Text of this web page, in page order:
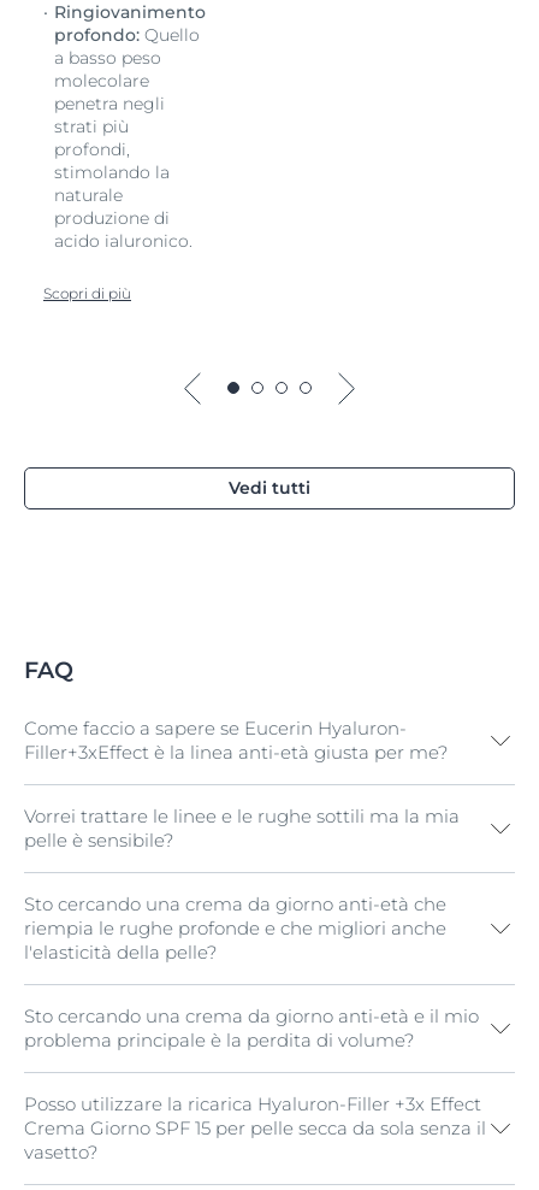
Ringiovanimento
profondo:Quello
a basso peso
molecolare
penetra negli
strati più
profondi,
stimolando la
naturale
produzione di
acido ialuronico.
Scopri di più
Vedi tutti
FAQ
Come faccio a sapere se Eucerin Hyaluron-
Filler+3xEffect è la linea anti-età giusta per me?
La linea Eucerin Hyaluron-Filler+3xEffect è stata
specificamente formulata per combattere i primi
segni dell'invecchiamento come le linee e le rughe
sottili. È vero che la nostra pelle è unica come lo siamo
noi, e invecchia in modo diverso a seconda della nostra
genetica e del nostro stile di vita, ma è anche vero che
questi segni iniziano normalmente ad apparire intorno
ai 30 anni. I prodotti della linea Eucerin Hyaluron-
Filler+3xEffect lavorano per combattere il processo di
invecchiamento riempendo le rughe già dai 20 anni.
Se la perdita di volume è la tua preoccupazione
principale (come spesso accade nelle donne tra i 40 e i
50 anni circa), la linea
Vorrei trattare le linee e le rughe sottili ma la mia
pelle è sensibile?
ProvaEucerin Q10 Active Crema Giornoper pelle
sensibile per lenire e rivitalizza la pelle matura e
sensibile.
Sto cercando una crema da giorno anti-età che
riempia le rughe profonde e che migliori anche
l'elasticità della pelle?
ProvaEucerin Hyaluron-Filler + Elasticity Crema
Giorno SPF15.
Sto cercando una crema da giorno anti-età e il mio
problema principale è la perdita di volume?
Prova Eucerin Volume-Filler Trattamento Giorno
SPF15per pelle normale e mista.
Posso utilizzare la ricarica Hyaluron-Filler +3x Effect
Crema Giorno SPF 15 per pelle secca da sola senza il
vasetto?